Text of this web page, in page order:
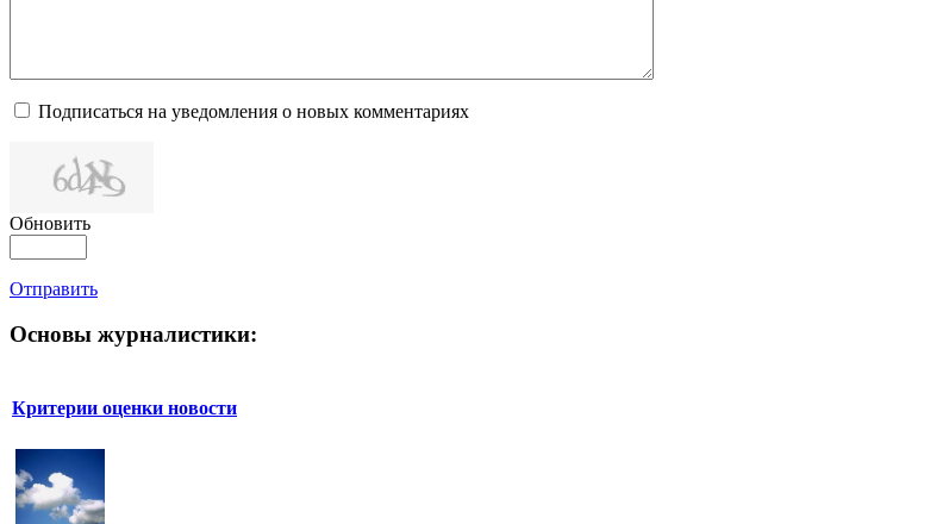
Подписаться на уведомления о новых комментариях
Обновить
Отправить
Основы журналистики:
Критерии оценки новости